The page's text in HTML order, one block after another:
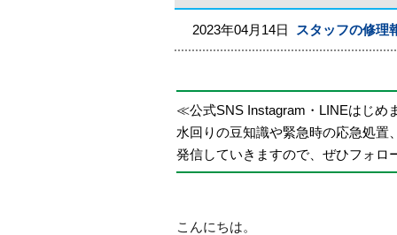
2023年04月14日 スタッフの修理
≪公式SNS Instagram・LINEはじめ
水回りの豆知識や緊急時の応急処
発信していきますので、ぜひフォロ
こんにちは。